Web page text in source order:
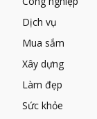
Dịch vụ
Mua sắm
Xây dựng
Làm đẹp
Sức khỏe